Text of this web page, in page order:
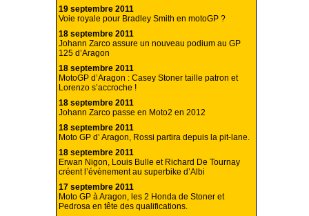
19 septembre 2011
Voie royale pour Bradley Smith en motoGP ?
18 septembre 2011
Johann Zarco assure un nouveau podium au GP
125 d’Aragon
18 septembre 2011
MotoGP d’Aragon : Casey Stoner taille patron et
Lorenzo s’accroche !
18 septembre 2011
Johann Zarco passe en Moto2 en 2012
18 septembre 2011
Moto GP d’ Aragon, Rossi partira depuis la pit-lane.
18 septembre 2011
Erwan Nigon, Louis Bulle et Richard De Tournay
créent l’évènement au superbike d’Albi
17 septembre 2011
Moto GP à Aragon, les 2 Honda de Stoner et
Pedrosa en tête des qualifications.